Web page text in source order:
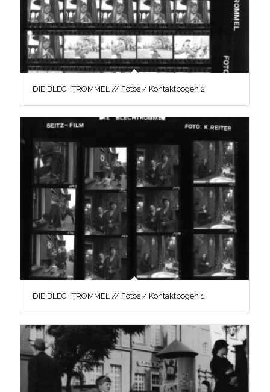
DIE BLECHTROMMEL // Fotos / Kontaktbogen 2
DIE BLECHTROMMEL // Fotos / Kontaktbogen 1